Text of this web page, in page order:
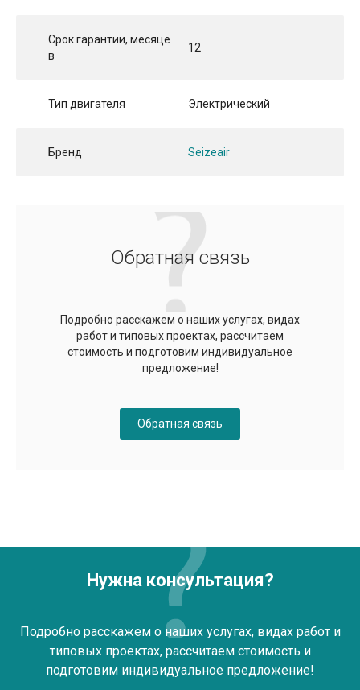
Срок гарантии, месяце
в
12
Тип двигателя Электрический
Бренд Seizeair
Обратная связь
Подробно расскажем о наших услугах, видах
работ и типовых проектах, рассчитаем
стоимость и подготовим индивидуальное
предложение!
Обратная связь
Нужна консультация?
Подробно расскажем о наших услугах, видах работ и
типовых проектах, рассчитаем стоимость и
подготовим индивидуальное предложение!